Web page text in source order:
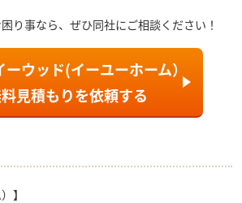
り事なら、ぜひ同社にご相談ください！
ウッド(イーユーホーム）
見積もりを依頼する
】